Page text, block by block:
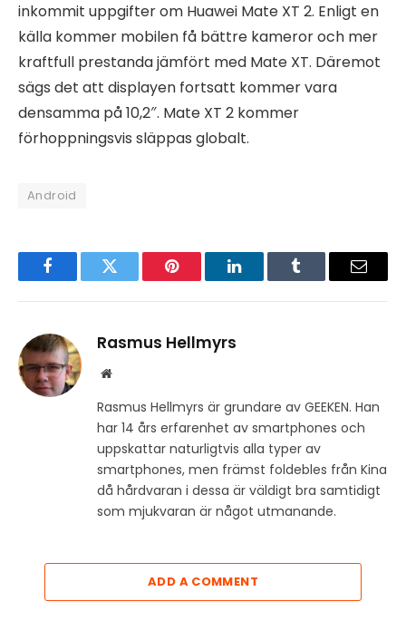
inkommit uppgifter om Huawei Mate XT 2. Enligt en
källa kommer mobilen få bättre kameror och mer
kraftfull prestanda jämfört med Mate XT. Däremot
sägs det att displayen fortsatt kommer vara
densamma på 10,2″. Mate XT 2 kommer
förhoppningsvis släppas globalt.
Android
FacebookTwitter Pinterest LinkedInTumblr Email
Rasmus Hellmyrs
Website
Rasmus Hellmyrs är grundare av GEEKEN. Han
har 14 års erfarenhet av smartphones och
uppskattar naturligtvis alla typer av
smartphones, men främst foldebles från Kina
då hårdvaran i dessa är väldigt bra samtidigt
som mjukvaran är något utmanande.
ADD A COMMENT